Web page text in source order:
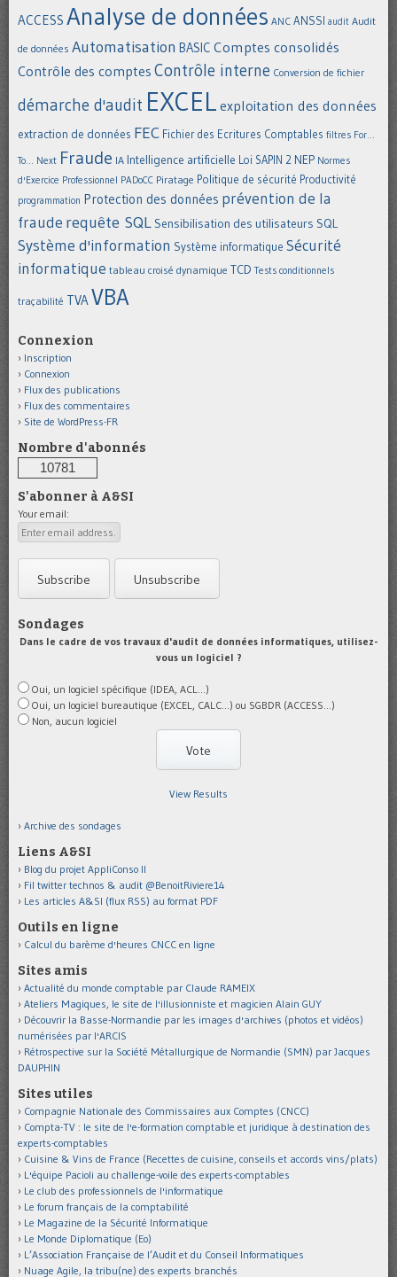
ACCESS Analyse de données ANC ANSSI audit Audit
de données Automatisation BASIC Comptes consolidés
Contrôle des comptes Contrôle interne Conversion de fichier
démarche d'audit EXCEL exploitation des données
extraction de données FEC Fichier des Ecritures Comptables filtres For...
To... Next Fraude IA Intelligence artificielle Loi SAPIN 2 NEP Normes
d'Exercice Professionnel PADoCC Piratage Politique de sécurité Productivité
programmation Protection des données prévention de la
fraude requête SQL Sensibilisation des utilisateurs SQL
Système d'information Système informatique Sécurité
informatique tableau croisé dynamique TCD Tests conditionnels
traçabilité TVAVBA
Connexion
Inscription
Connexion
Flux des publications
Flux des commentaires
Site de WordPress-FR
Nombre d'abonnés
10781
S'abonner à A&SI
Your email:
Sondages
Dans le cadre de vos travaux d'audit de données informatiques, utilisez-
vous un logiciel ?
Oui, un logiciel spécifique (IDEA, ACL...)
Oui, un logiciel bureautique (EXCEL, CALC...) ou SGBDR (ACCESS...)
Non, aucun logiciel
View Results
Archive des sondages
Liens A&SI
Blog du projet AppliConso II
Fil twitter technos & audit @BenoitRiviere14
Les articles A&SI (flux RSS) au format PDF
Outils en ligne
Calcul du barème d'heures CNCC en ligne
Sites amis
Actualité du monde comptable par Claude RAMEIX
Ateliers Magiques, le site de l'illusionniste et magicien Alain GUY
Découvrir la Basse-Normandie par les images d'archives (photos et vidéos)
numérisées par l'ARCIS
Rétrospective sur la Société Métallurgique de Normandie (SMN) par Jacques
DAUPHIN
Sites utiles
Compagnie Nationale des Commissaires aux Comptes (CNCC)
Compta-TV : le site de l'e-formation comptable et juridique à destination des
experts-comptables
Cuisine & Vins de France (Recettes de cuisine, conseils et accords vins/plats)
L'équipe Pacioli au challenge-voile des experts-comptables
Le club des professionnels de l'informatique
Le forum français de la comptabilité
Le Magazine de la Sécurité Informatique
Le Monde Diplomatique (Eo)
L’Association Française de l’Audit et du Conseil Informatiques
Nuage Agile, la tribu(ne) des experts branchés